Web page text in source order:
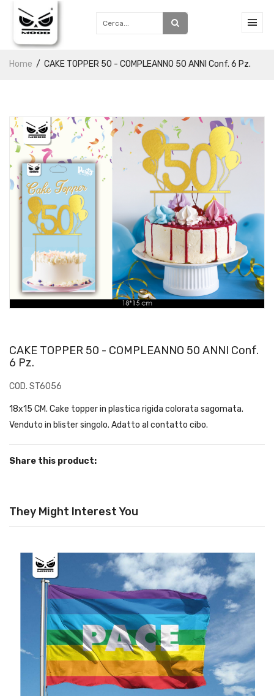
Home CAKE TOPPER 50 - COMPLEANNO 50 ANNI Conf. 6 Pz.
CAKE TOPPER 50 - COMPLEANNO 50 ANNI Conf.
6 Pz.
COD. ST6056
18x15 CM. Cake topper in plastica rigida colorata sagomata.
Venduto in blister singolo. Adatto al contatto cibo.
Share this product:
They Might Interest You